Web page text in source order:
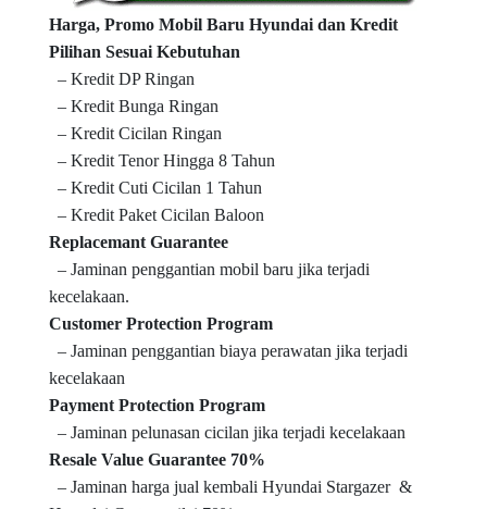
Harga, Promo Mobil Baru Hyundai dan Kredit
Pilihan Sesuai Kebutuhan
– Kredit DP Ringan
– Kredit Bunga Ringan
– Kredit Cicilan Ringan
– Kredit Tenor Hingga 8 Tahun
– Kredit Cuti Cicilan 1 Tahun
– Kredit Paket Cicilan Baloon
Replacemant Guarantee
– Jaminan penggantian mobil baru jika terjadi
kecelakaan.
Customer Protection Program
– Jaminan penggantian biaya perawatan jika terjadi
kecelakaan
Payment Protection Program
– Jaminan pelunasan cicilan jika terjadi kecelakaan
Resale Value Guarantee 70%
– Jaminan harga jual kembali Hyundai Stargazer &